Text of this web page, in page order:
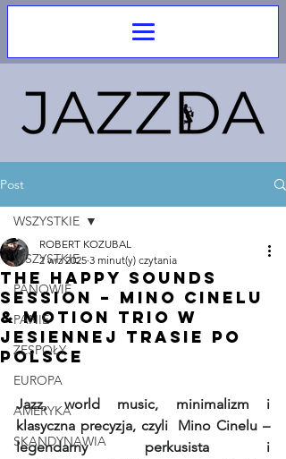
Post
WSZYSTKIE
PANOWIE
PANIE
ZESPOŁY
EUROPA
AMERYKA
SKANDYNAWIA
WSZYSTKIE
The Happy Sounds
Session – Mino Cinelu
& Motion Trio w
jesiennej trasie po
Polsce
ROBERT KOZUBAL
2 wrz 2025 3 minut(y) czytania
Jazz, world music, minimalizm i
klasyczna precyzja, czyli  Mino Cinelu –
legendarny perkusista i